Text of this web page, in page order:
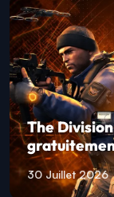
The
30 Juillet 2026